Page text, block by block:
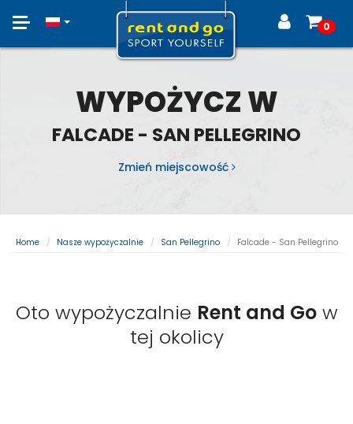
Toggle
0
WYPOŻYCZ W
FALCADE - SAN PELLEGRINO
Zmień miejscowość
Home Nasze wypożyczalnie San Pellegrino Falcade - San Pellegrino
Oto wypożyczalnie Rent and Gow
tej okolicy